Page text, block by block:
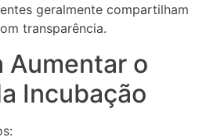
geralmente compartilham
transparência.
Aumentar o
Incubação